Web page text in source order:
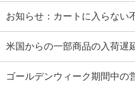
お知らせ：カートに入らない
米国からの一部商品の入荷遅
ゴールデンウィーク期間中の